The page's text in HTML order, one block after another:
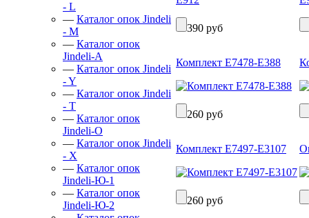
- L
— Каталог опок Jindeli
- M
— Каталог опок
Jindeli-А
— Каталог опок Jindeli
- Y
— Каталог опок Jindeli
- Т
— Каталог опок
Jindeli-О
— Каталог опок Jindeli
- X
— Каталог опок
Jindeli-Ю-1
— Каталог опок
Jindeli-Ю-2
390 руб
Комплект Е7478-Е388
260 руб
Комплект Е7497-Е3107
260 руб